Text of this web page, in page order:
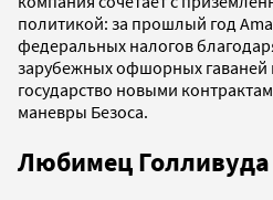
политикой: за прошлый год
федеральных налогов
зарубежных офшорных гаваней
государство новыми
маневры Безоса.
Любимец Голливуда